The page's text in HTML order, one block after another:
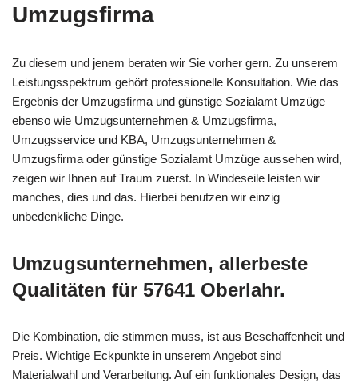
Umzugsfirma
Zu diesem und jenem beraten wir Sie vorher gern. Zu unserem
Leistungsspektrum gehört professionelle Konsultation. Wie das
Ergebnis der Umzugsfirma und günstige Sozialamt Umzüge
ebenso wie Umzugsunternehmen & Umzugsfirma,
Umzugsservice und KBA, Umzugsunternehmen &
Umzugsfirma oder günstige Sozialamt Umzüge aussehen wird,
zeigen wir Ihnen auf Traum zuerst. In Windeseile leisten wir
manches, dies und das. Hierbei benutzen wir einzig
unbedenkliche Dinge.
Umzugsunternehmen, allerbeste
Qualitäten für 57641 Oberlahr.
Die Kombination, die stimmen muss, ist aus Beschaffenheit und
Preis. Wichtige Eckpunkte in unserem Angebot sind
Materialwahl und Verarbeitung. Auf ein funktionales Design, das